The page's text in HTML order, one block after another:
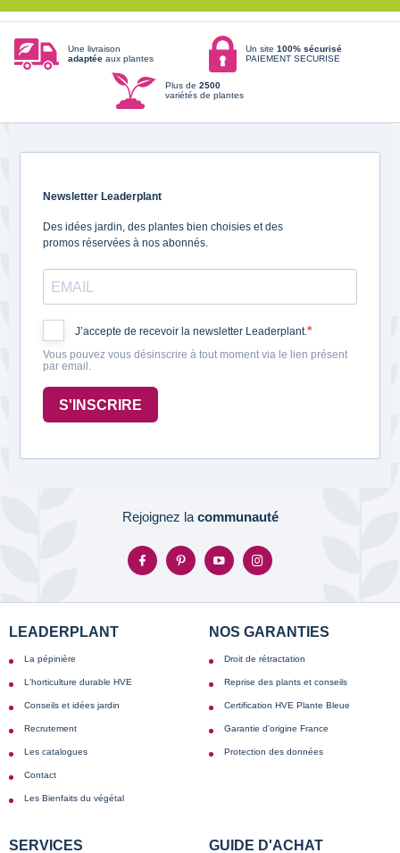
Une livraison
adaptée aux plantes
Un site 100% sécurisé
PAIEMENT SECURISE
Plus de 2500
variétés de plantes
Newsletter Leaderplant
Des idées jardin, des plantes bien choisies et des
promos réservées à nos abonnés.
J’accepte de recevoir la newsletter Leaderplant.
Vous pouvez vous désinscrire à tout moment via le lien présent
par email.
S'INSCRIRE
Rejoignez la communauté
LEADERPLANT
La pépinière
L'horticulture durable HVE
Conseils et idées jardin
Recrutement
Les catalogues
Contact
Les Bienfaits du végétal
NOS GARANTIES
Droit de rétractation
Reprise des plants et conseils
Certification HVE Plante Bleue
Garantie d'origine France
Protection des données
SERVICES
GUIDE D'ACHAT